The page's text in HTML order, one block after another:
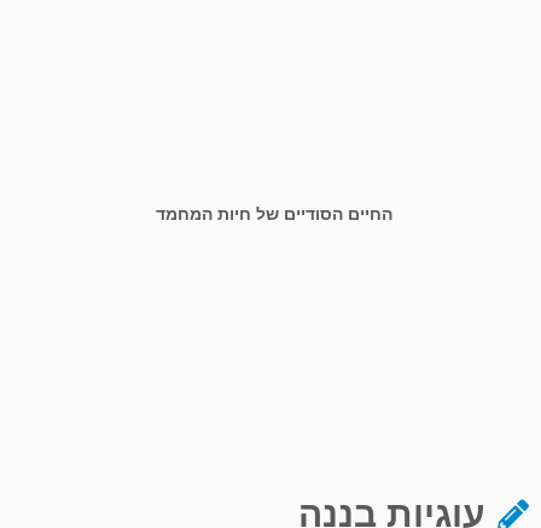
החיים הסודיים של חיות המחמד
עוגיות בננה